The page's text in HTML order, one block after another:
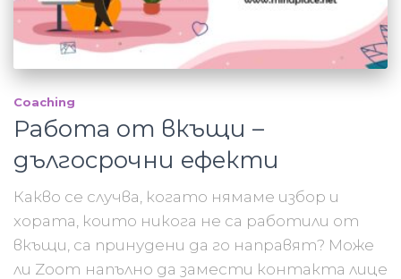
Coaching
Работа от вкъщи –
дългосрочни ефекти
Какво се случва, когато нямаме избор и
хората, които никога не са работили от
вкъщи, са принудени да го направят? Може
ли Zoom напълно да замести контакта лице